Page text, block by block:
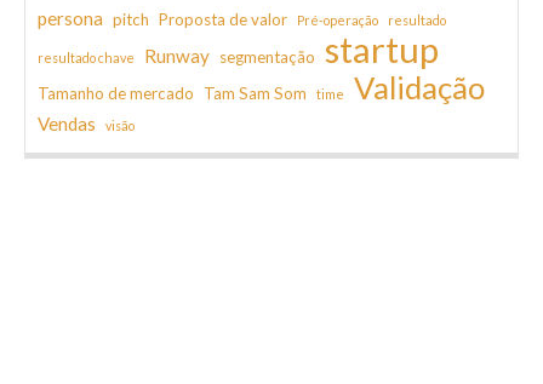
persona pitch Proposta de valor Pré-operação resultado
resultado chave Runway segmentação startup
Tamanho de mercado Tam Sam Som time Validação
Vendas visão